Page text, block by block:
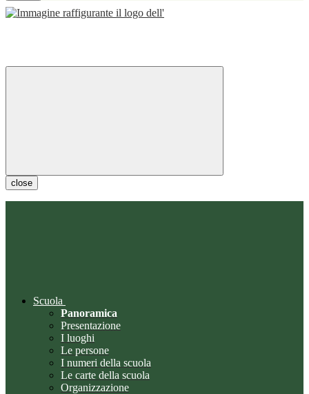
close
Scuola
Panoramica
Presentazione
I luoghi
Le persone
I numeri della scuola
Le carte della scuola
Organizzazione